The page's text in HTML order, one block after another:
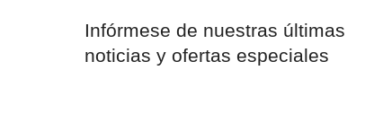
Infórmese de nuestras últimas
noticias y ofertas especiales